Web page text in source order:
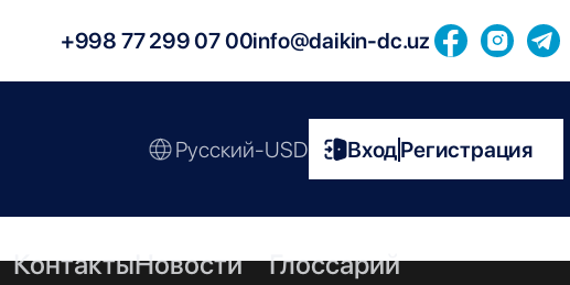
+998 77 299 07 00info@daikin-dc.uz
Русский-USD ВходРегистрация
КонтактыНовости Глоссарий